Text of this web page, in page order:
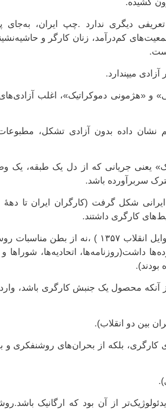
کشیده.
دیگری ندارد .چپ ایران، به‌جای
کم‌درآمد، زنان کارگر و
میپندارد.
و «هژمونی دموکراتیک»، اغلب آزادی‌های
نشان داده بدون آزادی تشکل،
یعنی جریانی که از دل یک طبقه،
سربرآورده باشد.
کارگری داشتند.
(به‌جز دوره‌های کوتاه مانند دههٔ ۲۰ یا اوایل انقلاب
داشت(روزنامه‌ها، اتحادیه‌ها، شوراها
بودند).
آنکه محصول یک جنبش کارگری باشد،
بین دو انقلاب).
از آن بود که ارگانیک